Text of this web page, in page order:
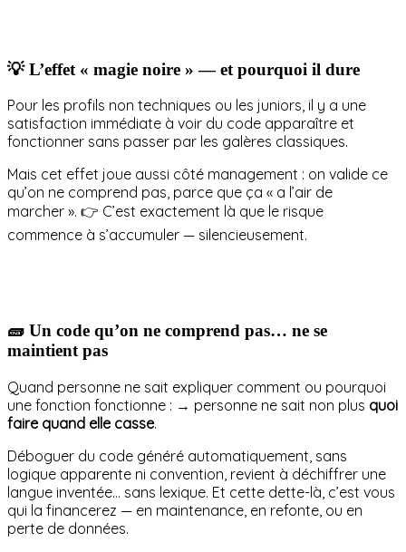
💡 L’effet « magie noire » — et pourquoi il dure
Pour les profils non techniques ou les juniors, il y a une
satisfaction immédiate à voir du code apparaître et
fonctionner sans passer par les galères classiques.
Mais cet effet joue aussi côté management : on valide ce
qu’on ne comprend pas, parce que ça « a l’air de
marcher ». 👉 C’est exactement là que le risque
commence à s’accumuler — silencieusement.
🧱 Un code qu’on ne comprend pas… ne se
maintient pas
Quand personne ne sait expliquer comment ou pourquoi
une fonction fonctionne : → personne ne sait non plus quoi
faire quand elle casse.
Déboguer du code généré automatiquement, sans
logique apparente ni convention, revient à déchiffrer une
langue inventée… sans lexique. Et cette dette-là, c’est vous
qui la financerez — en maintenance, en refonte, ou en
perte de données.